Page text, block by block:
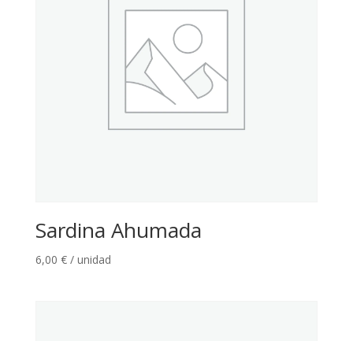
Sardina Ahumada
6,00 € / unidad